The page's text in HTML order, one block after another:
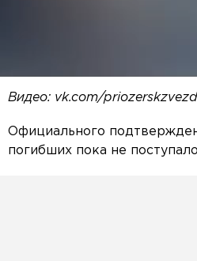
Видео: vk.com/
Официального
погибших пока не